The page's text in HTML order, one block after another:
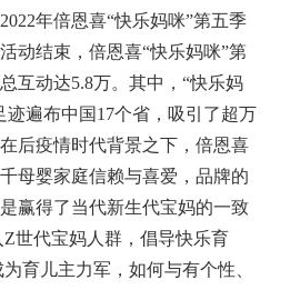
年倍恩喜“快乐妈咪”第五季
动结束，倍恩喜“快乐妈咪”第
互动达5.8万。其中，“快乐妈
迹遍布中国17个省，吸引了超万
后疫情时代背景之下，倍恩喜
母婴家庭信赖与喜爱，品牌的
赢得了当代新生代宝妈的一致
代宝妈人群，倡导快乐育
儿主力军，如何与有个性、